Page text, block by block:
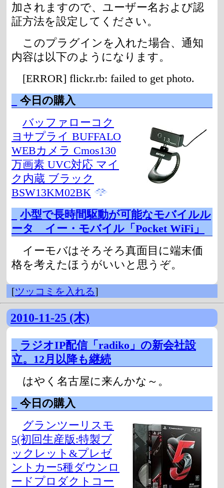
加されますので、ユーザー名および認
証方法を設定してください。
このプラグインを入れた場合、通知
内容は以下のようになります。
[ERROR] flickr.rb: failed to get photo.
今日の購入
バッファローコク
ヨサプライ BUFFALO
WEBカメラ Cmos130
万画素 UVC対応 マイ
ク内蔵 ブラック
BSW13KM02BK
小型で長時間駆動が可能なモバイルル
ータ イー・モバイル「Pocket WiFi」
イーモバはそろそろ真面目に端末価
格を考えたほうがいいと思うぞ。
[ツッコミを入れる]
2010-11-25 (木)
ラジオIP配信「radiko」の新会社設
立。12月以降も継続
はやく名古屋に来んかな～。
今日の購入
グランツーリスモ
5(初回生産版:特製ブ
ックレット&プレゼ
ントカー5種ダウンロ
ードプロダクトコー